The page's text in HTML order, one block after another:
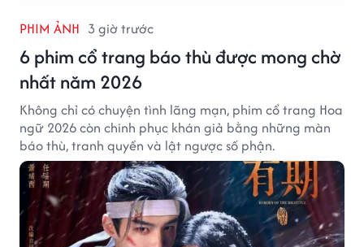
PHIM ẢNH 3 giờ trước
6 phim cổ trang báo thù được mong chờ
nhất năm 2026
Không chỉ có chuyện tình lãng mạn, phim cổ trang Hoa
ngữ 2026 còn chinh phục khán giả bằng những màn
báo thù, tranh quyền và lật ngược số phận.